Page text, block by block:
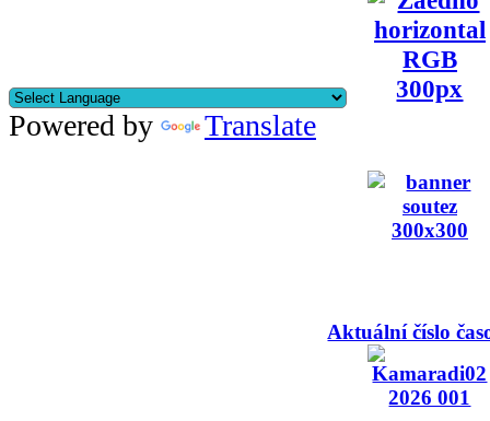
Powered by Translate
Aktuální číslo